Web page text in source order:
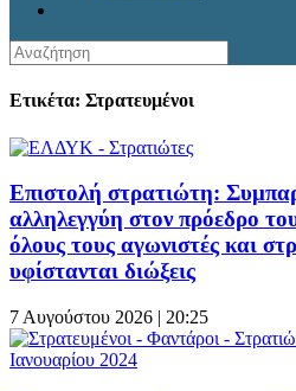
Ετικέτα: Στρατευμένοι
Επιστολή στρατιώτη:
αλληλεγγύη στον πρόεδρο
όλους τους αγωνιστές και
υφίστανται διώξεις
7 Αυγούστου 2026 | 20:25